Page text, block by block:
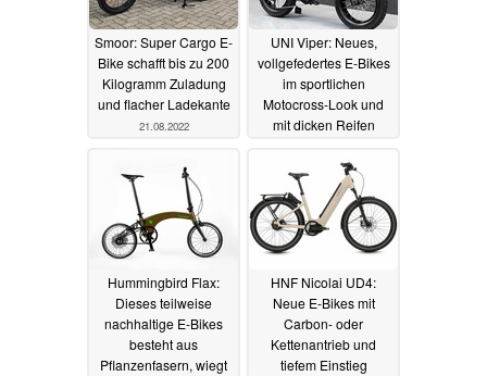
Smoor: Super Cargo E-
Bike schafft bis zu 200
Kilogramm Zuladung
und flacher Ladekante
21.08.2022
UNI Viper: Neues,
vollgefedertes E-Bikes
im sportlichen
Motocross-Look und
mit dicken Reifen
Hummingbird Flax:
Dieses teilweise
nachhaltige E-Bikes
besteht aus
Pflanzenfasern, wiegt
HNF Nicolai UD4:
Neue E-Bikes mit
Carbon- oder
Kettenantrieb und
tiefem Einstieg